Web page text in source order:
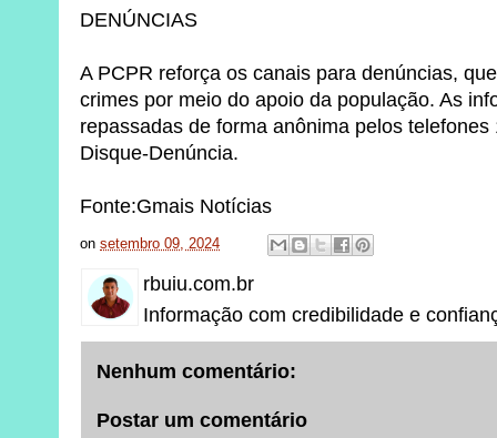
DENÚNCIAS
A PCPR reforça os canais para denúncias,
crimes por meio do apoio da população. As
repassadas de forma anônima pelos
Disque-Denúncia.
Fonte:Gmais Notícias
onsetembro 09, 2024
rbuiu.com.br
Informação com credibilidade e
Nenhum comentário:
Postar um comentário